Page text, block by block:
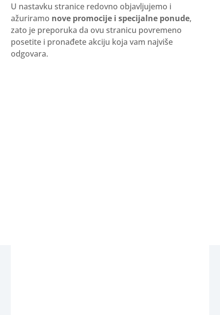
U nastavku stranice redovno objavljujemo i
ažuriramo nove promocije i specijalne ponude,
zato je preporuka da ovu stranicu povremeno
posetite i pronađete akciju koja vam najviše
odgovara.